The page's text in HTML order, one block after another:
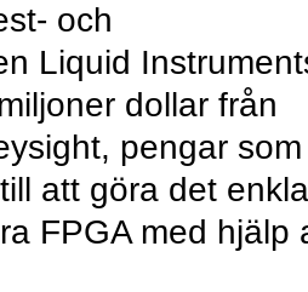
och
Liquid
dollar från
pengar som
att göra det
FPGA med hjälp